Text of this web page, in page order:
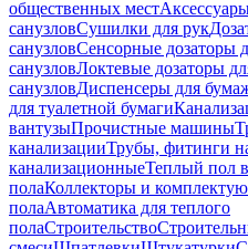
общественных мест
санузловСушилки для рук
санузловСенсорные дозаторы
санузловЛоктевые дозаторы
санузловДиспенсеры для
для туалетной бумаги
вантузыПрочистные машины
канализацииТрубы, фитинги
канализационныеТеплый пол
полаКоллекторы и
полаАвтоматика для теплого
полаСтроительство